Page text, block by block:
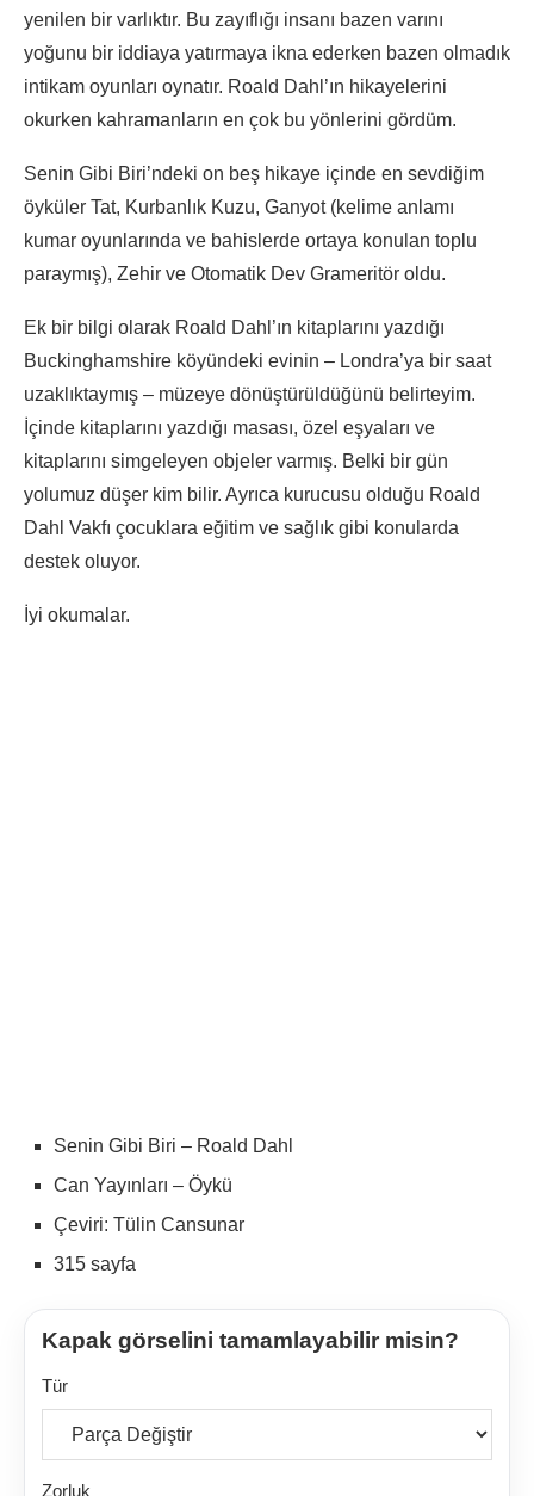
yenilen bir varlıktır. Bu zayıflığı insanı bazen varını
yoğunu bir iddiaya yatırmaya ikna ederken bazen olmadık
intikam oyunları oynatır. Roald Dahl’ın hikayelerini
okurken kahramanların en çok bu yönlerini gördüm.
Senin Gibi Biri’ndeki on beş hikaye içinde en sevdiğim
öyküler Tat, Kurbanlık Kuzu, Ganyot (kelime anlamı
kumar oyunlarında ve bahislerde ortaya konulan toplu
paraymış), Zehir ve Otomatik Dev Grameritör oldu.
Ek bir bilgi olarak Roald Dahl’ın kitaplarını yazdığı
Buckinghamshire köyündeki evinin – Londra’ya bir saat
uzaklıktaymış – müzeye dönüştürüldüğünü belirteyim.
İçinde kitaplarını yazdığı masası, özel eşyaları ve
kitaplarını simgeleyen objeler varmış. Belki bir gün
yolumuz düşer kim bilir. Ayrıca kurucusu olduğu Roald
Dahl Vakfı çocuklara eğitim ve sağlık gibi konularda
destek oluyor.
İyi okumalar.
Senin Gibi Biri – Roald Dahl
Can Yayınları – Öykü
Çeviri: Tülin Cansunar
315 sayfa
Kapak görselini tamamlayabilir misin?
Tür
Zorluk